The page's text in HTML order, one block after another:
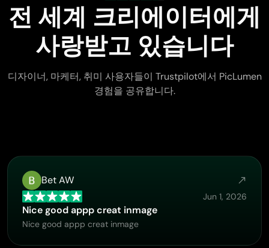
전 세계 크리에이터에게
사랑받고 있습니다
디자이너, 마케터, 취미 사용자들이 Trustpilot에서 PicLumen
경험을 공유합니다.
Bet AW
Jun 1, 2026
Nice good appp creat inmage
Nice good appp creat inmage